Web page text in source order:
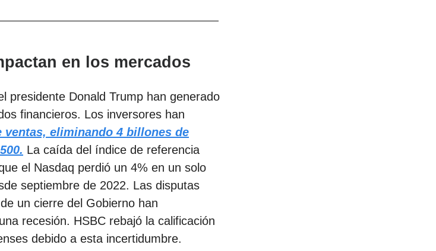
en los mercados
presidente Donald Trump han generado
financieros. Los inversores han
ventas, eliminando 4 billones de
La caída del índice de referencia
el Nasdaq perdió un 4% en un solo
septiembre de 2022. Las disputas
un cierre del Gobierno han
recesión. HSBC rebajó la calificación
debido a esta incertidumbre.